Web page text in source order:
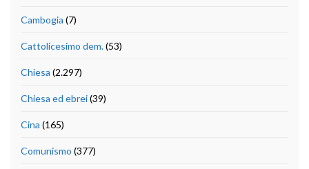
Cambogia (7)
Cattolicesimo dem.(53)
Chiesa (2.297)
Chiesa ed ebrei(39)
Cina (165)
Comunismo (377)